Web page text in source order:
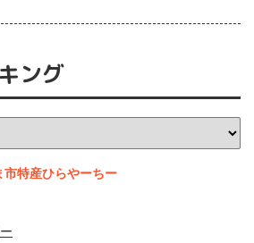
ング
市特産ひらやーちー